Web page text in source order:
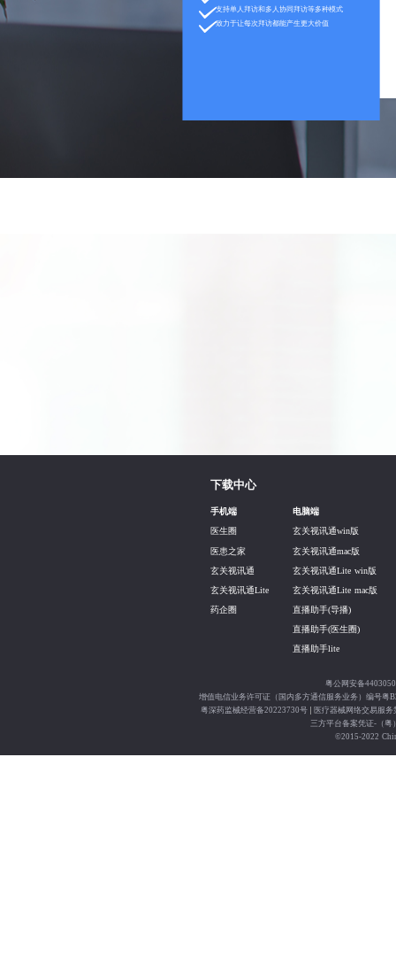
支持单人拜访和多人协同拜访等多种模式
致力于让每次拜访都能产生更大价值
下载中心
手机端
医生圈
医患之家
玄关视讯通
玄关视讯通Lite
药企圈
电脑端
玄关视讯通win版
玄关视讯通mac版
玄关视讯通Lite win版
玄关视讯通Lite mac版
直播助手(导播)
直播助手(医生圈)
直播助手lite
粤公网安备
增值电信业务许可证（国内多方通信服务业务）编号粤
粤深药监械经营备20223730号
医疗器械网络交易服
三方平台备案凭证-（
©2015-2022